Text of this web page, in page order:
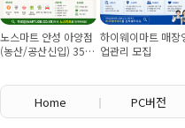
노스마트 안성 아양점
(농산/공산신입) 355
하이웨이마트 매장
업관리 모집
Home PC버전